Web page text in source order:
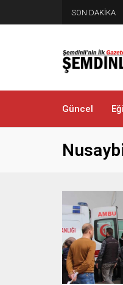
SON DAKİKA
Güncel